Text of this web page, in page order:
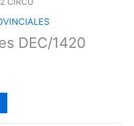
DEC/1420